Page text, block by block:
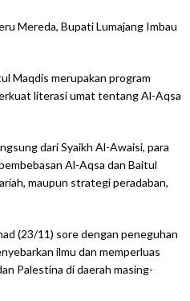
Mereda, Bupati Lumajang Imbau
Maqdis merupakan program
literasi umat tentang Al-Aqsa
dari Syaikh Al-Awaisi, para
Al-Aqsa dan Baitul
maupun strategi peradaban,
(23/11) sore dengan peneguhan
ilmu dan memperluas
Palestina di daerah masing-